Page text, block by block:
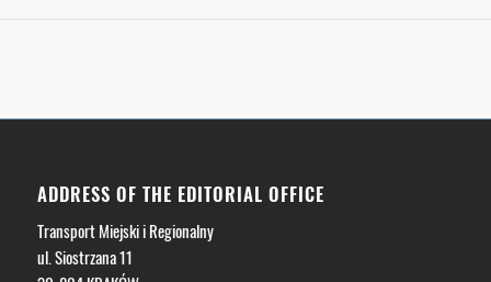
ADDRESS OF THE EDITORIAL OFFICE
Transport Miejski i Regionalny
ul. Siostrzana 11